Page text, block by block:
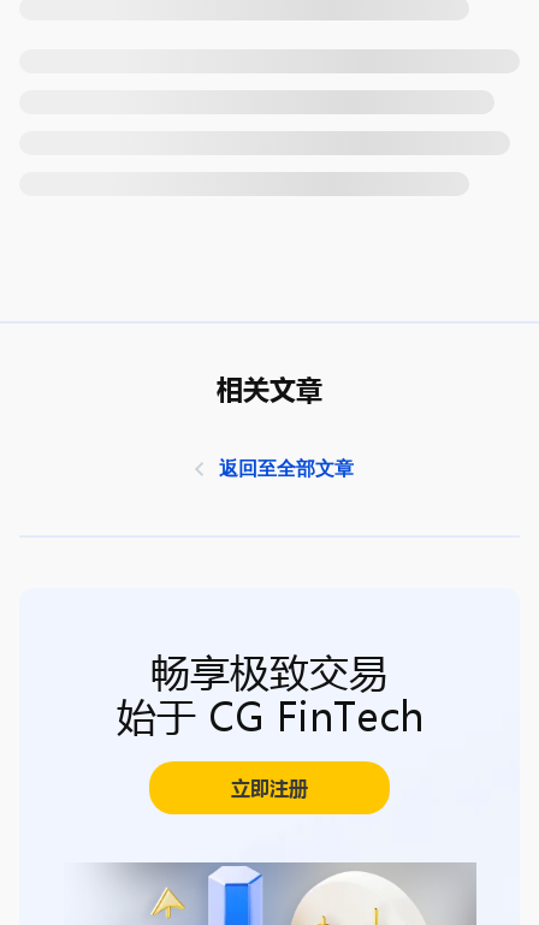
相关文章
返回至全部文章
畅享极致交易
始于 CG FinTech
立即注册